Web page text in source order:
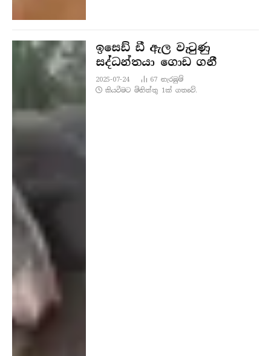
ඉසෙඩ් ඩී ඇල වැටුණු
සද්ධන්තයා ගොඩ ගනී
2025-07-24 67නැරඹු​ම්
කියවීමට මිනිත්තු 1ක් ගතවේ.